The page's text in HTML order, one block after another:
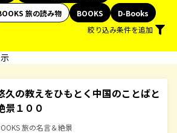
旅の読み物 BOOKS
D-Books
絞り込み条件を追加
久の教えをひもとく中国のことばと
景１００
旅の名言＆絶景